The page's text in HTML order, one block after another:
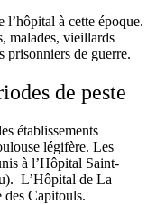
l’hôpital à cette époque.
malades, vieillards
prisonniers de guerre.
de peste
établissements
légifère. Les
à l’Hôpital Saint-
L’Hôpital de La
des Capitouls.